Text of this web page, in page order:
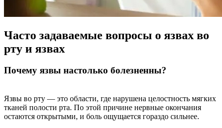
Часто задаваемые вопросы о язвах во
рту и язвах
Почему язвы настолько болезненны?
Язвы во рту — это области, где нарушена целостность мягких
тканей полости рта. По этой причине нервные окончания
остаются открытыми, и боль ощущается гораздо сильнее.